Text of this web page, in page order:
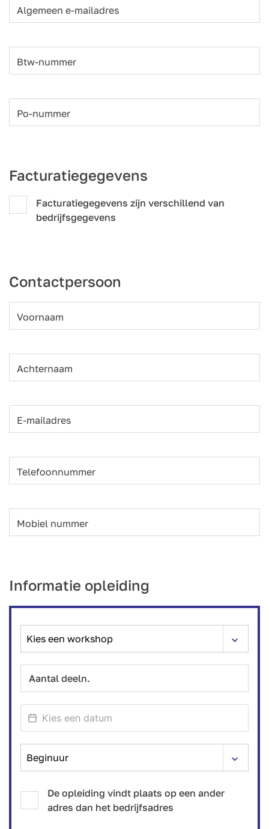
Algemeen e-mailadres
Btw-nummer
Po-nummer
Facturatiegegevens
Facturatiegegevens zijn verschillend van
bedrijfsgegevens
Contactpersoon
Voornaam
Achternaam
E-mailadres
Telefoonnummer
Mobiel nummer
Informatie opleiding
De opleiding vindt plaats op een ander
adres dan het bedrijfsadres